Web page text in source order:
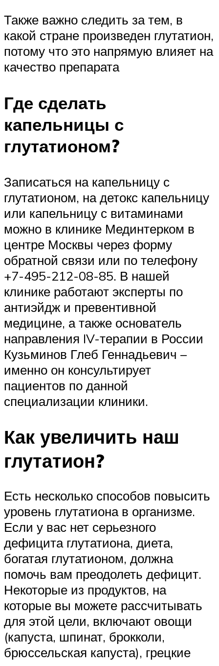
Также важно следить за тем, в
какой стране произведен глутатион,
потому что это напрямую влияет на
качество препарата
Где сделать
капельницы с
глутатионом?
Записаться на капельницу с
глутатионом, на детокс капельницу
или капельницу с витаминами
можно в клинике Мединтерком в
центре Москвы через форму
обратной связи или по телефону
+7-495-212-08-85. В нашей
клинике работают эксперты по
антиэйдж и превентивной
медицине, а также основатель
направления IV-терапии в России
Кузьминов Глеб Геннадьевич –
именно он консультирует
пациентов по данной
специализации клиники.
Как увеличить наш
глутатион?
Есть несколько способов повысить
уровень глутатиона в организме.
Если у вас нет серьезного
дефицита глутатиона, диета,
богатая глутатионом, должна
помочь вам преодолеть дефицит.
Некоторые из продуктов, на
которые вы можете рассчитывать
для этой цели, включают овощи
(капуста, шпинат, брокколи,
брюссельская капуста), грецкие